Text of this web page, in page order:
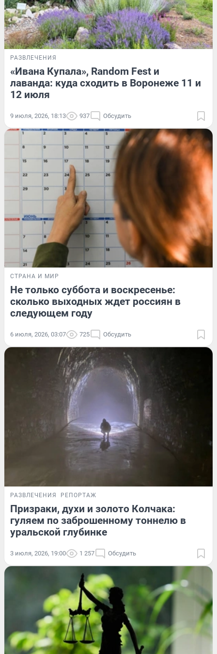
РАЗВЛЕЧЕНИЯ
«Ивана Купала», Random Fest и
лаванда: куда сходить в Воронеже 11 и
12 июля
9 июля, 2026, 18:13 937 Обсудить
СТРАНА И МИР
Не только суббота и воскресенье:
сколько выходных ждет россиян в
следующем году
6 июля, 2026, 03:07 725 Обсудить
РАЗВЛЕЧЕНИЯ РЕПОРТАЖ
Призраки, духи и золото Колчака:
гуляем по заброшенному тоннелю в
уральской глубинке
3 июля, 2026, 19:00 1 257 Обсудить